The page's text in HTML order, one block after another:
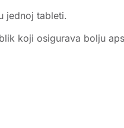
jednoj tableti.
koji osigurava bolju